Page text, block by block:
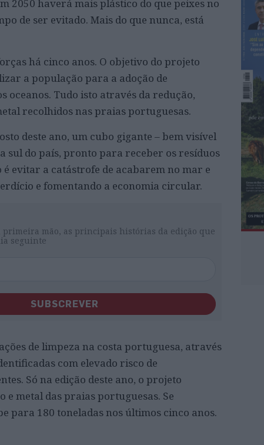
2050 haverá mais plástico do que peixes no
de ser evitado. Mais do que nunca, está
há cinco anos. O objetivo do projeto
a população para a adoção de
oceanos. Tudo isto através da redução,
recolhidos nas praias portuguesas.
deste ano, um cubo gigante – bem visível
sul do país, pronto para receber os resíduos
evitar a catástrofe de acabarem no mar e
e fomentando a economia circular.
primeira mão, as principais histórias da edição que
seguinte
SUBSCREVER
de limpeza na costa portuguesa, através
com elevado risco de
Só na edição deste ano, o projeto
e metal das praias portuguesas. Se
para 180 toneladas nos últimos cinco anos.